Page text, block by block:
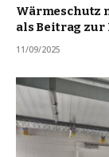
Wärmeschutz
als Beitrag
11/09/2025